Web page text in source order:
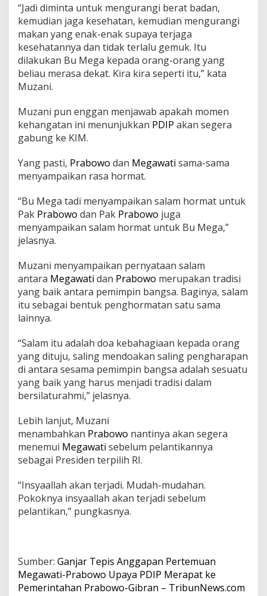
“Jadi diminta untuk mengurangi berat badan,
kemudian jaga kesehatan, kemudian mengurangi
makan yang enak-enak supaya terjaga
kesehatannya dan tidak terlalu gemuk. Itu
dilakukan Bu Mega kepada orang-orang yang
beliau merasa dekat. Kira kira seperti itu,” kata
Muzani.
Muzani pun enggan menjawab apakah momen
kehangatan ini menunjukkan PDIP akan segera
gabung ke KIM.
Yang pasti, Prabowo dan Megawati sama-sama
menyampaikan rasa hormat.
“Bu Mega tadi menyampaikan salam hormat untuk
Pak Prabowo dan Pak Prabowo juga
menyampaikan salam hormat untuk Bu Mega,”
jelasnya.
Muzani menyampaikan pernyataan salam
antara Megawati dan Prabowo merupakan tradisi
yang baik antara pemimpin bangsa. Baginya, salam
itu sebagai bentuk penghormatan satu sama
lainnya.
“Salam itu adalah doa kebahagiaan kepada orang
yang dituju, saling mendoakan saling pengharapan
di antara sesama pemimpin bangsa adalah sesuatu
yang baik yang harus menjadi tradisi dalam
bersilaturahmi,” jelasnya.
Lebih lanjut, Muzani
menambahkan Prabowo nantinya akan segera
menemui Megawati sebelum pelantikannya
sebagai Presiden terpilih RI.
“Insyaallah akan terjadi. Mudah-mudahan.
Pokoknya insyaallah akan terjadi sebelum
pelantikan,” pungkasnya.
Sumber: Ganjar Tepis Anggapan Pertemuan
Megawati-Prabowo Upaya PDIP Merapat ke
Pemerintahan Prabowo-Gibran – TribunNews.com